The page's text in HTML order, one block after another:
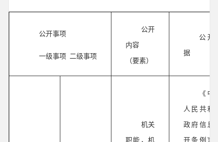
公开事项
一级事项 二级事项
公开
内容
（要素）
公开
据
机关
职能，机
《中
人民共和
政府信息
开条例》